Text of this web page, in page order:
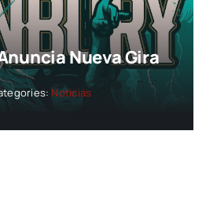
Nueva Gira
Noticias